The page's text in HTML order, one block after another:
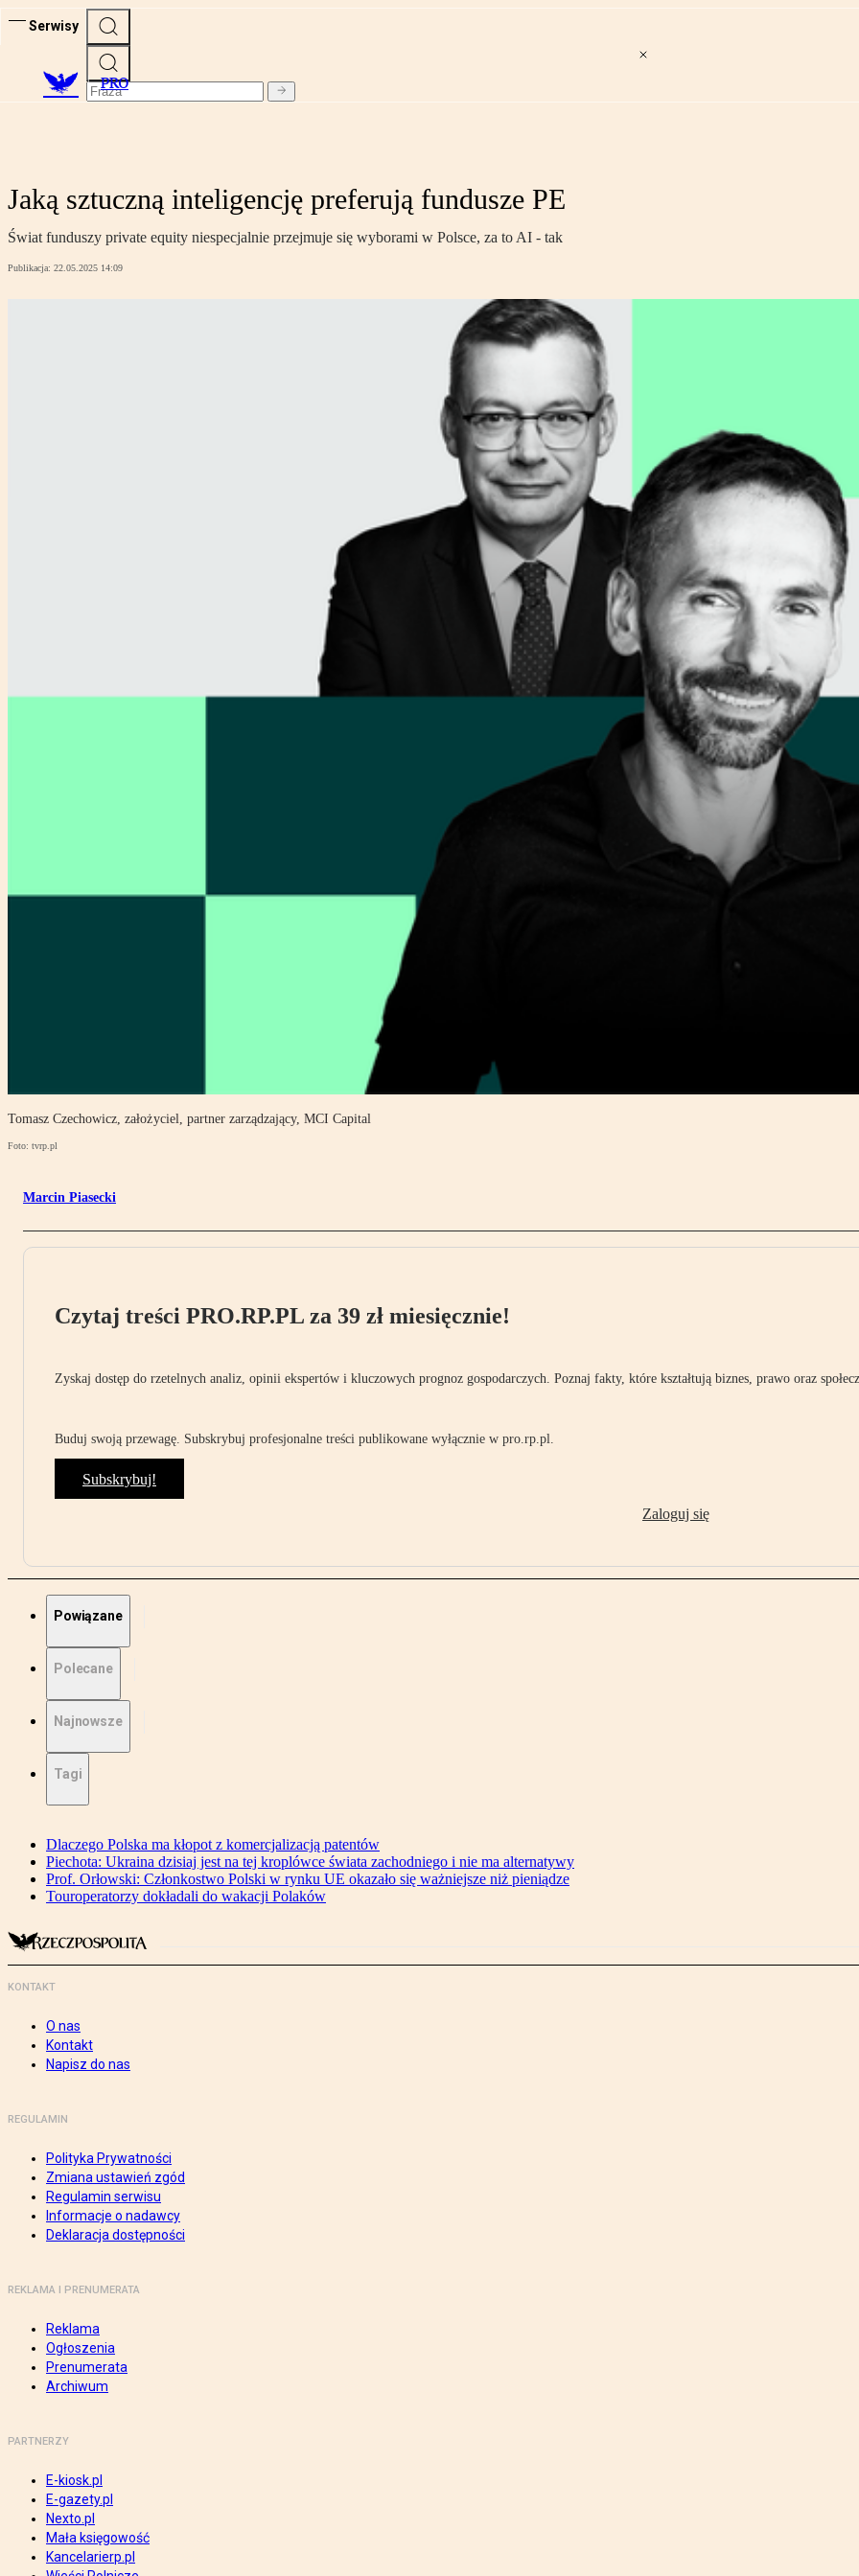
Serwisy
PRO
Jaką sztuczną inteligencję preferują fundusze PE
Świat funduszy private equity niespecjalnie przejmuje się wyborami w Polsce, za to AI - tak
Publikacja: 22.05.2025 14:09
Tomasz Czechowicz, założyciel, partner zarządzający, MCI Capital
Foto: tvrp.pl
Marcin Piasecki
Czytaj treści PRO.RP.PL za 39 zł miesięcznie!
Zyskaj dostęp do rzetelnych analiz, opinii ekspertów i kluczowych prognoz gospodarczych. Poznaj fakty, które kształtują biznes, prawo oraz
Buduj swoją przewagę. Subskrybuj profesjonalne treści publikowane wyłącznie w pro.rp.pl.
Subskrybuj!
Zaloguj się
Powiązane
Polecane
Najnowsze
Tagi
Dlaczego Polska ma kłopot z komercjalizacją patentów
Piechota: Ukraina dzisiaj jest na tej kroplówce świata zachodniego i nie ma alternatywy
Prof. Orłowski: Członkostwo Polski w rynku UE okazało się ważniejsze niż pieniądze
Touroperatorzy dokładali do wakacji Polaków
KONTAKT
O nas
Kontakt
Napisz do nas
REGULAMIN
Polityka Prywatności
Zmiana ustawień zgód
Regulamin serwisu
Informacje o nadawcy
Deklaracja dostępności
REKLAMA I PRENUMERATA
Reklama
Ogłoszenia
Prenumerata
Archiwum
PARTNERZY
E-kiosk.pl
E-gazety.pl
Nexto.pl
Mała księgowość
Kancelarierp.pl